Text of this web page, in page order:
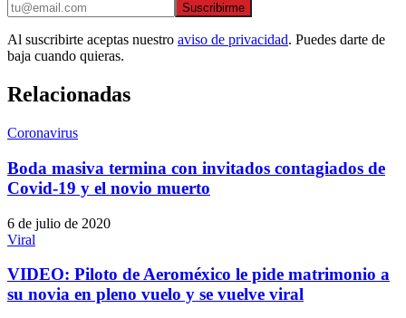
Suscribirme
Al suscribirte aceptas nuestro aviso de privacidad. Puedes darte de
baja cuando quieras.
Relacionadas
Coronavirus
Boda masiva termina con invitados contagiados de
Covid-19 y el novio muerto
6 de julio de 2020
Viral
VIDEO: Piloto de Aeroméxico le pide matrimonio a
su novia en pleno vuelo y se vuelve viral